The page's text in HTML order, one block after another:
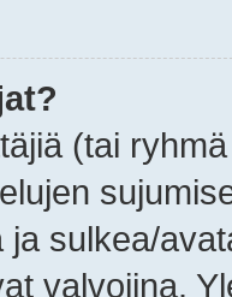
(tai
sulkea/
valvojina.